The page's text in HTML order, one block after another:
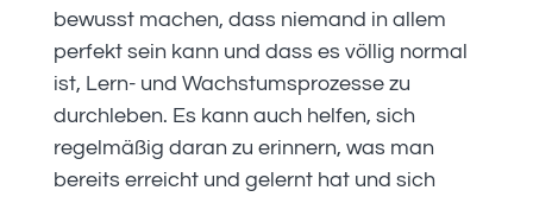
bewusst machen, dass niemand in allem
perfekt sein kann und dass es völlig normal
ist, Lern- und Wachstumsprozesse zu
durchleben. Es kann auch helfen, sich
regelmäßig daran zu erinnern, was man
bereits erreicht und gelernt hat und sich